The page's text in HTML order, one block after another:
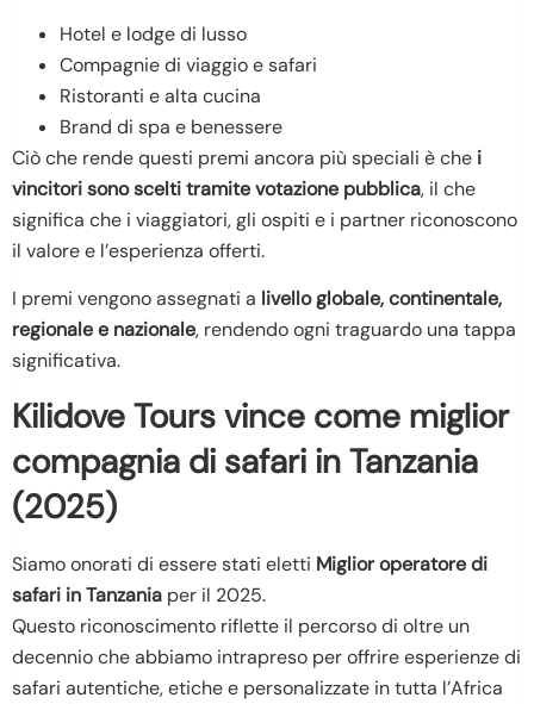
Hotel e lodge di lusso
Compagnie di viaggio e safari
Ristoranti e alta cucina
Brand di spa e benessere
Ciò che rende questi premi ancora più speciali è che i
vincitori sono scelti tramite votazione pubblica, il che
significa che i viaggiatori, gli ospiti e i partner riconoscono
il valore e l’esperienza offerti.
I premi vengono assegnati a livello globale, continentale,
regionale e nazionale, rendendo ogni traguardo una tappa
significativa.
Kilidove Tours vince come miglior
compagnia di safari in Tanzania
(2025)
Siamo onorati di essere stati eletti Miglior operatore di
safari in Tanzania per il 2025.
Questo riconoscimento riflette il percorso di oltre un
decennio che abbiamo intrapreso per offrire esperienze di
safari autentiche, etiche e personalizzate in tutta l’Africa